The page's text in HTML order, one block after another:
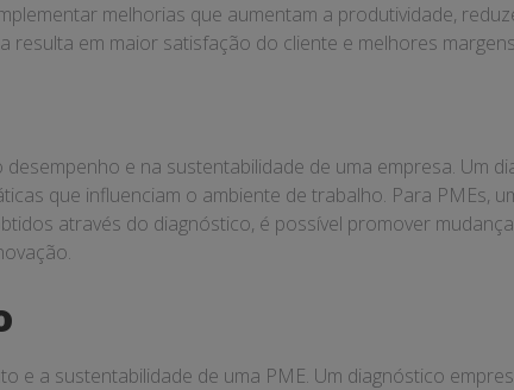
melhorias que aumentam a produtividade,
em maior satisfação do cliente e melhores
e na sustentabilidade de uma empresa. Um
que influenciam o ambiente de trabalho. Para PMEs,
através do diagnóstico, é possível promover
e a sustentabilidade de uma PME. Um diagnóstico